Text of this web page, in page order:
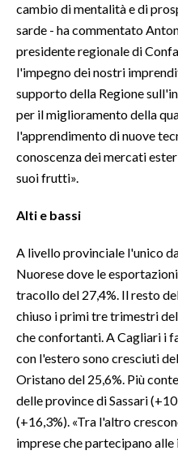
GOSSIP
SALUTE
SARDEGNA TURISMO
SARDI NEL MONDO
3 MINUTI CON
ABBONATI
ANNUNCI
NECROLOGI
PUBBLICITÀ
cambio di mentalità e di
sarde - ha commentato
presidente regionale di
l'impegno dei nostri
supporto della Regione
per il miglioramento della
l'apprendimento di nuove
conoscenza dei mercati
suoi frutti».
Alti e bassi
A livello provinciale l'unico
Nuorese dove le
tracollo del 27,4%. Il resto
chiuso i primi tre trimestri
che confortanti. A Cagliari i
con l'estero sono cresciuti
Oristano del 25,6%. Più
delle province di Sassari
(+16,3%). «Tra l'altro
imprese che partecipano